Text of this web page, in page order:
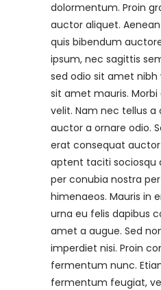
dolormentum. Proin
auctor aliquet.
quis bibendum
ipsum, nec sagittis
sed odio sit amet
sit amet mauris.
velit. Nam nec tellus
auctor a ornare odio.
erat consequat auctor
aptent taciti sociosqu
per conubia nostra
himenaeos. Mauris in
urna eu felis dapibus
amet a augue. Sed
imperdiet nisi. Proin
fermentum nunc.
fermentum feugiat,